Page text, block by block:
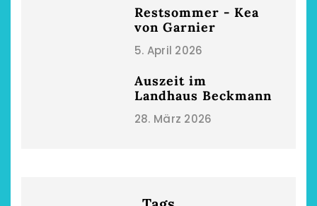
Restsommer - Kea
von Garnier
5. April 2026
Auszeit im
Landhaus Beckmann
28. März 2026